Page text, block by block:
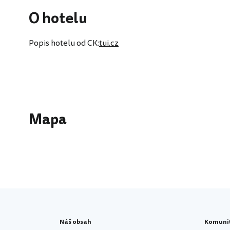
O hotelu
Popis hotelu od CK:tui.cz
Mapa
Náš obsah